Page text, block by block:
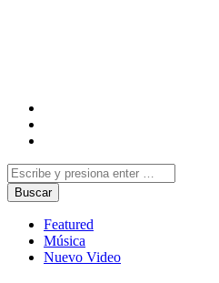
Featured
Música
Nuevo Video